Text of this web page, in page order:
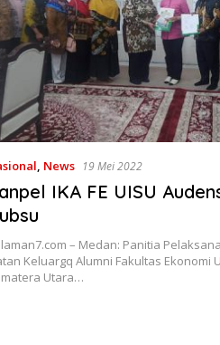
, News 19 Mei 2022
IKA FE UISU
– Medan: Panitia
Keluargq Alumni Fakultas Ekonomi
Utara…